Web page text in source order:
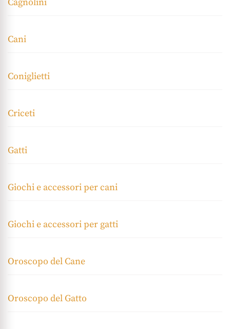
Cani
Coniglietti
Criceti
Gatti
Giochi e accessori per cani
Giochi e accessori per gatti
Oroscopo del Cane
Oroscopo del Gatto